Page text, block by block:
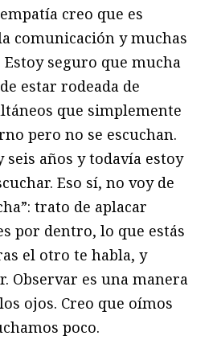
creo que es
comunicación y muchas
Estoy seguro que mucha
estar rodeada de
que simplemente
pero no se escuchan.
seis años y todavía estoy
Eso sí, no voy de
trato de aplacar
por dentro, lo que estás
el otro te habla, y
Observar es una manera
ojos. Creo que oímos
poco.